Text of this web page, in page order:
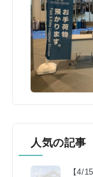
人気の記事
【4/